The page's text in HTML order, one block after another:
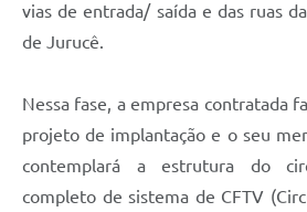
vias de entrada/ saída e das ruas
de Jurucê.
Nessa fase, a empresa contratada
projeto de implantação e o seu
contemplará a estrutura do
completo de sistema de CFTV